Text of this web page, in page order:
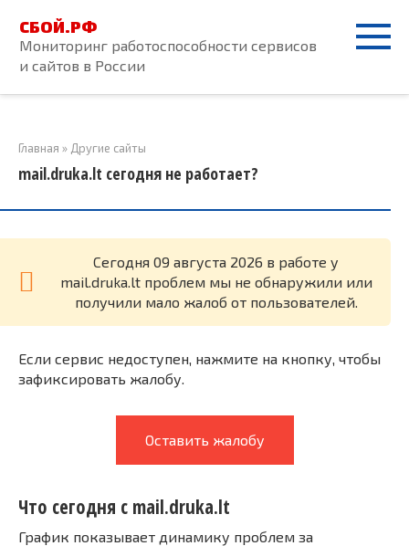
контенту
СБОЙ.РФ
Мониторинг работоспособности сервисов
и сайтов в России
Главная » Другие сайты
mail.druka.lt сегодня не работает?
Cегодня 09 августа 2026 в работе у
mail.druka.lt проблем мы не обнаружили или
получили мало жалоб от пользователей.
Если сервис недоступен, нажмите на кнопку, чтобы
зафиксировать жалобу.
Оставить жалобу
Что сегодня с mail.druka.lt
График показывает динамику проблем за